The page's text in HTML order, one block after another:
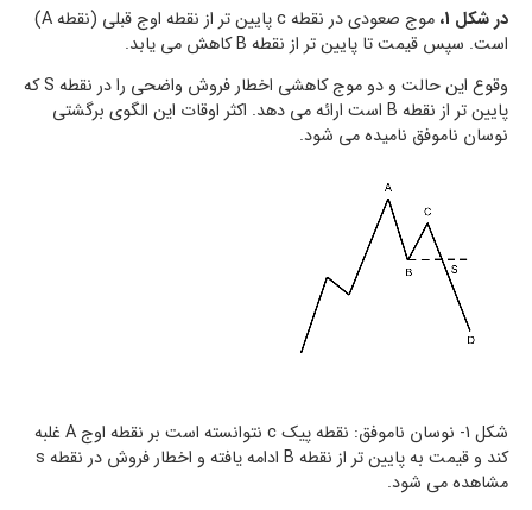
در شکل 1،
موج صعودی در نقطه c پایین تر از نقطه اوج قبلی (نقطه A)
است. سپس قیمت تا پایین تر از نقطه B کاهش می یابد.
وقوع این حالت و دو موج کاهشی اخطار فروش واضحی را در نقطه S که
پایین تر از نقطه B است ارائه می دهد. اکثر اوقات این الگوی برگشتی
نوسان ناموفق نامیده می شود.
شکل 1- نوسان ناموفق: نقطه پیک c نتوانسته است بر نقطه اوج A غلبه
کند و قیمت به پایین تر از نقطه B ادامه یافته و اخطار فروش در نقطه s
مشاهده می شود.